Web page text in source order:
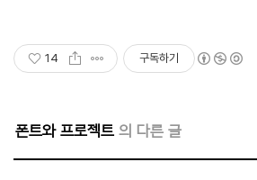
14 구독하기
폰트와 프로젝트